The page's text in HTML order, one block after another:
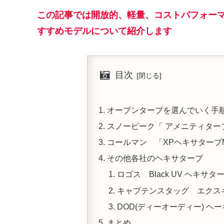
この記事では開放的、軽量、コストパフォー
すすめモデルについて紹介します
目次
オープンタープを選んでいく手
スノーピーク「 アメニティタ
コールマン 「XPヘキサタープ
その他各社のヘキサタープ
ロゴス Black UV ヘキサタ
キャプテンスタッグ エクス
DOD(ディーオーディー) ヘ